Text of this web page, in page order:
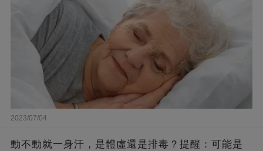
2023/07/04
動不動就一身汗，是體虛還是排毒？提醒：可能是